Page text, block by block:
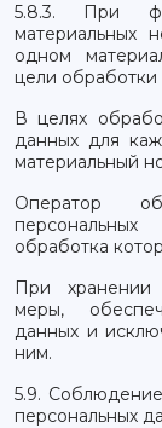
5.8.3. При
материальных
одном
цели
В целях
данных для
материальный
Оператор
обработка
При хранении
меры,
данных и
ним.
5.9.
персональных